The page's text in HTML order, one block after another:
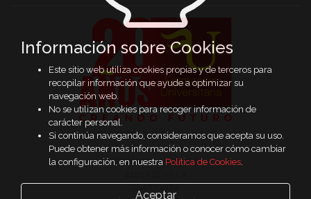
FORMACIÓN UNIVERSITARIA, S.A.
Horario: -
Calle Valparaíso nº 5
Información sobre Cookies
Este sitio web utiliza cookies propias y de terceros para
recopilar información que ayude a optimizar su
navegación web.
No se utilizan cookies para recoger información de
carácter personal.
Si continúa navegando, consideramos que acepta su uso.
Puede obtener más información o conocer cómo cambiar
la configuración, en nuestra Política de Cookies.
Aceptar